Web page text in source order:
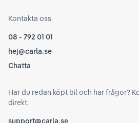
Kontakta oss
08 - 792 01 01
hej@carla.se
Chatta
Har du redan köpt bil och har frågor?
direkt.
support@carla.se